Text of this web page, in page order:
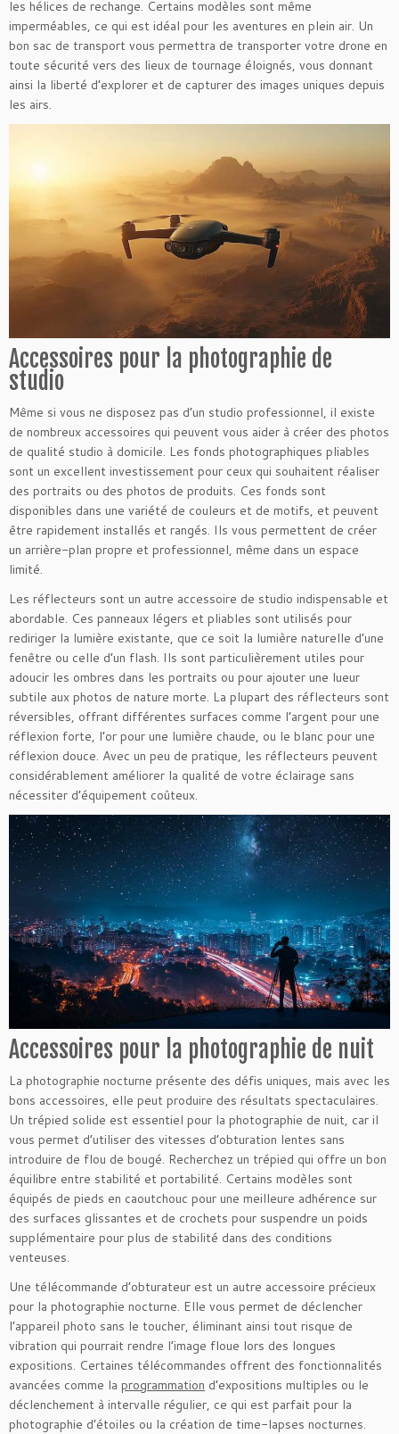
les hélices de rechange. Certains modèles sont même
imperméables, ce qui est idéal pour les aventures en plein air. Un
bon sac de transport vous permettra de transporter votre drone en
toute sécurité vers des lieux de tournage éloignés, vous donnant
ainsi la liberté d’explorer et de capturer des images uniques depuis
les airs.
Accessoires pour la photographie de
studio
Même si vous ne disposez pas d’un studio professionnel, il existe
de nombreux accessoires qui peuvent vous aider à créer des photos
de qualité studio à domicile. Les fonds photographiques pliables
sont un excellent investissement pour ceux qui souhaitent réaliser
des portraits ou des photos de produits. Ces fonds sont
disponibles dans une variété de couleurs et de motifs, et peuvent
être rapidement installés et rangés. Ils vous permettent de créer
un arrière-plan propre et professionnel, même dans un espace
limité.
Les réflecteurs sont un autre accessoire de studio indispensable et
abordable. Ces panneaux légers et pliables sont utilisés pour
rediriger la lumière existante, que ce soit la lumière naturelle d’une
fenêtre ou celle d’un flash. Ils sont particulièrement utiles pour
adoucir les ombres dans les portraits ou pour ajouter une lueur
subtile aux photos de nature morte. La plupart des réflecteurs sont
réversibles, offrant différentes surfaces comme l’argent pour une
réflexion forte, l’or pour une lumière chaude, ou le blanc pour une
réflexion douce. Avec un peu de pratique, les réflecteurs peuvent
considérablement améliorer la qualité de votre éclairage sans
nécessiter d’équipement coûteux.
Accessoires pour la photographie de nuit
La photographie nocturne présente des défis uniques, mais avec les
bons accessoires, elle peut produire des résultats spectaculaires.
Un trépied solide est essentiel pour la photographie de nuit, car il
vous permet d’utiliser des vitesses d’obturation lentes sans
introduire de flou de bougé. Recherchez un trépied qui offre un bon
équilibre entre stabilité et portabilité. Certains modèles sont
équipés de pieds en caoutchouc pour une meilleure adhérence sur
des surfaces glissantes et de crochets pour suspendre un poids
supplémentaire pour plus de stabilité dans des conditions
venteuses.
Une télécommande d’obturateur est un autre accessoire précieux
pour la photographie nocturne. Elle vous permet de déclencher
l’appareil photo sans le toucher, éliminant ainsi tout risque de
vibration qui pourrait rendre l’image floue lors des longues
expositions. Certaines télécommandes offrent des fonctionnalités
avancées comme la programmation d’expositions multiples ou le
déclenchement à intervalle régulier, ce qui est parfait pour la
photographie d’étoiles ou la création de time-lapses nocturnes.